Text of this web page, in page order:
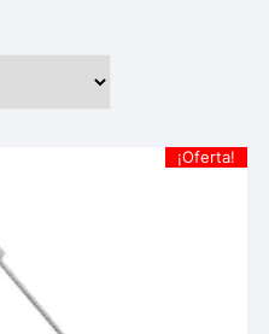
¡Oferta!